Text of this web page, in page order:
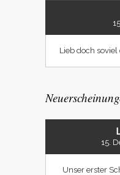
Lieb doch
15.
Unser erster